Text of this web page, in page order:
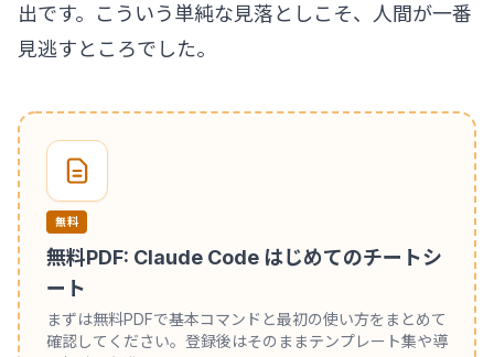
出です。こういう単純な見落としこそ、人間が一番
見逃すところでした。
無料
無料PDF: Claude Code はじめてのチートシ
ート
まずは無料PDFで基本コマンドと最初の使い方をまとめて
確認してください。登録後はそのままテンプレート集や導